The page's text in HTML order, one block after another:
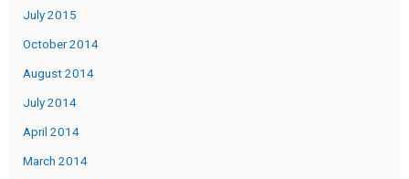
July 2015
October 2014
August 2014
July 2014
April 2014
March 2014